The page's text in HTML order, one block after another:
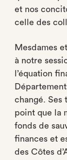
et nos
celle des
Mesdames
à notre
l’équation
changé. Ses
point que la
fonds de
finances et
des Côtes